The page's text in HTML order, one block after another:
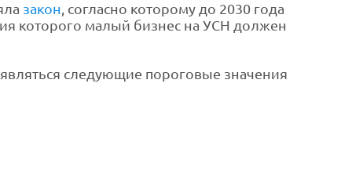
закон, согласно которому до 2030 года
которого малый бизнес на УСН должен
следующие пороговые значения